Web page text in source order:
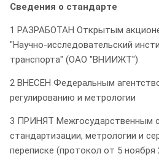
Сведения о стандарте
1 РАЗРАБОТАН Открытым
"Научно-исследовательский
транспорта" (ОАО "ВНИИЖТ")
2 ВНЕСЕН Федеральным
регулированию и метрологии
3 ПРИНЯТ Межгосударственным
стандартизации, метрологии и
переписке (протокол от 5 ноября